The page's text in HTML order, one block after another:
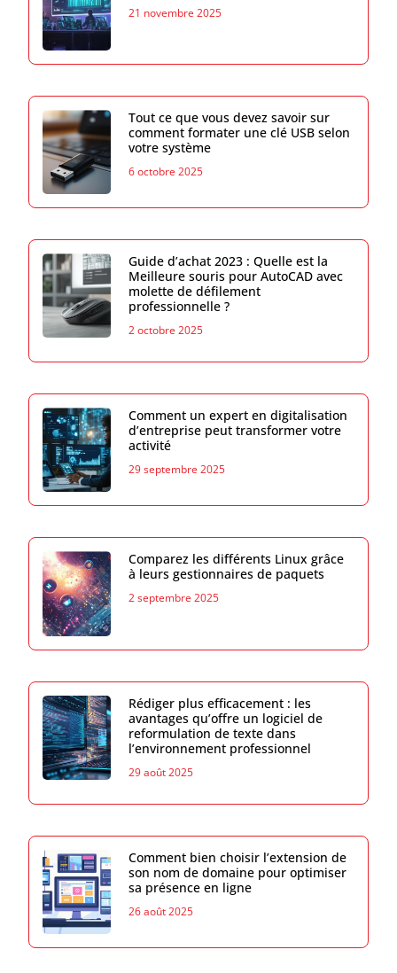
21 novembre 2025
Tout ce que vous devez savoir sur
comment formater une clé USB selon
votre système
6 octobre 2025
Guide d’achat 2023 : Quelle est la
Meilleure souris pour AutoCAD avec
molette de défilement
professionnelle ?
2 octobre 2025
Comment un expert en digitalisation
d’entreprise peut transformer votre
activité
29 septembre 2025
Comparez les différents Linux grâce
à leurs gestionnaires de paquets
2 septembre 2025
Rédiger plus efficacement : les
avantages qu’offre un logiciel de
reformulation de texte dans
l’environnement professionnel
29 août 2025
Comment bien choisir l’extension de
son nom de domaine pour optimiser
sa présence en ligne
26 août 2025